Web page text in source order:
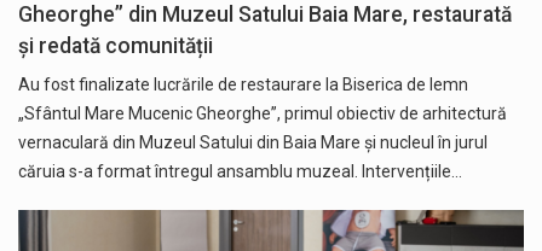
Gheorghe” din Muzeul Satului Baia Mare, restaurată
și redată comunității
Au fost finalizate lucrările de restaurare la Biserica de lemn
„Sfântul Mare Mucenic Gheorghe”, primul obiectiv de arhitectură
vernaculară din Muzeul Satului din Baia Mare și nucleul în jurul
căruia s-a format întregul ansamblu muzeal. Intervențiile…